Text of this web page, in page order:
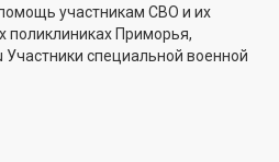
участникам СВО и их
поликлиниках Приморья,
специальной военной